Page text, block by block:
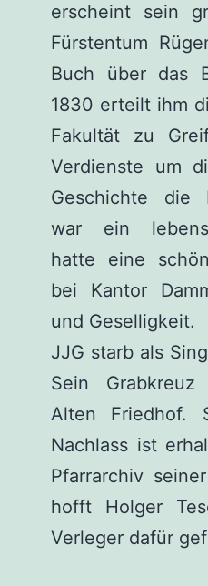
erscheint sein
Fürstentum
Buch über das
1830 erteilt ihm
Fakultät zu
Verdienste um
Geschichte die
war ein
hatte eine
bei Kantor
und Geselligkeit.
JJG starb als
Sein
Alten Friedhof.
Nachlass ist
Pfarrarchiv
hofft Holger
Verleger dafür